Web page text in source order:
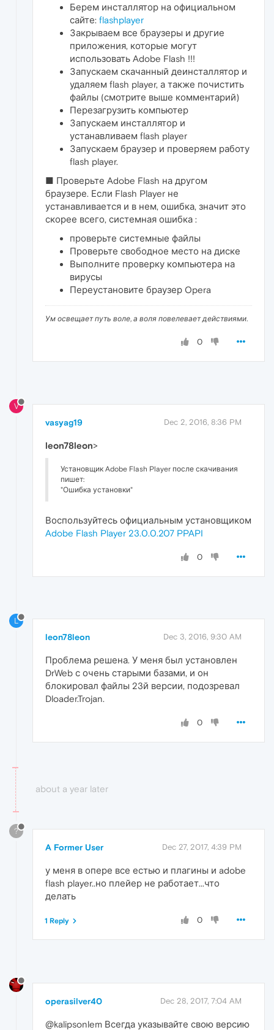
Берем инсталлятор на официальном
сайте: flashplayer
Закрываем все браузеры и другие
приложения, которые могут
использовать Adobe Flash !!!
Запускаем скачанный деинсталлятор и
удаляем flash player, а также почистить
файлы (смотрите выше комментарий)
Перезагрузить компьютер
Запускаем инсталлятор и
устанавливаем flash player
Запускаем браузер и проверяем работу
flash player.
■ Проверьте Adobe Flash на другом
браузере. Если Flash Player не
устанавливается и в нем, ошибка, значит это
скорее всего, системная ошибка :
проверьте системные файлы
Проверьте свободное место на диске
Выполните проверку компьютера на
вирусы
Переустановите браузер Opera
Ум освещает путь воле, а воля повелевает действиями.
0
V
vasyag19 Dec 2, 2016, 8:36 PM
leon78leon>
Установщик Adobe Flash Player после скачивания
пишет:
"Ошибка установки"
Воспользуйтесь официальным установщиком
Adobe Flash Player 23.0.0.207 PPAPI
0
L
leon78leon Dec 3, 2016, 9:30 AM
Проблема решена. У меня был установлен
DrWeb с очень старыми базами, и он
блокировал файлы 23й версии, подозревал
Dloader.Trojan.
0
about a year later
?
A Former User Dec 27, 2017, 4:39 PM
у меня в опере все естью и плагины и adobe
flash player..но плейер не работает...что
делать
0
1 Reply
operasilver40 Dec 28, 2017, 7:04 AM
@kalipsonlem Всегда указывайте свою версию